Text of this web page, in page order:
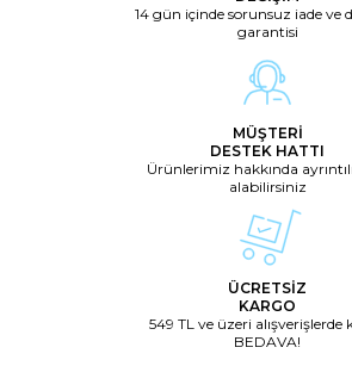
14 gün içinde sorunsuz iade ve
garantisi
MÜŞTERİ
DESTEK HATTI
Ürünlerimiz hakkında
alabilirsiniz
ÜCRETSİZ
KARGO
549 TL ve üzeri alışverişlerde
BEDAVA!